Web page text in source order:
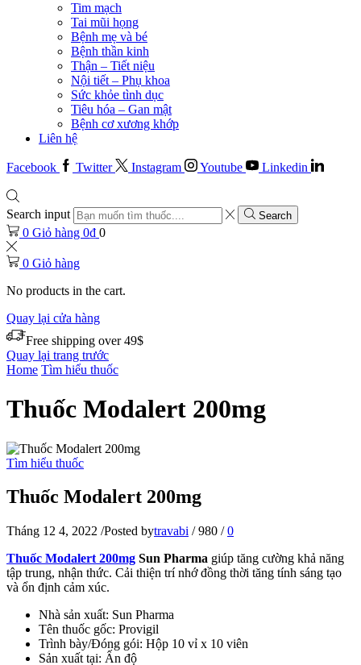
Tim mạch
Tai mũi họng
Bệnh mẹ và bé
Bệnh thần kinh
Thận – Tiết niệu
Nội tiết – Phụ khoa
Sức khỏe tình dục
Tiêu hóa – Gan mật
Bệnh cơ xương khớp
Liên hệ
Facebook Twitter Instagram Youtube Linkedin
Search input Search
0 Giỏ hàng 0₫ 0
0 Giỏ hàng
No products in the cart.
Quay lại cửa hàng
Free shipping over 49$
Quay lại trang trước
Home Tìm hiểu thuốc
Thuốc Modalert 200mg
Tìm hiểu thuốc
Thuốc Modalert 200mg
Tháng 12 4, 2022 /Posted bytravabi / 980 / 0
Thuốc Modalert 200mg Sun Pharma giúp tăng cường khả năng
tập trung, nhận thức. Cải thiện trí nhớ đồng thời tăng tính sáng tạo
và ổn định cảm xúc.
Nhà sản xuất: Sun Pharma
Tên thuốc gốc: Provigil
Trình bày/Đóng gói: Hộp 10 vỉ x 10 viên
Sản xuất tại: Ấn độ